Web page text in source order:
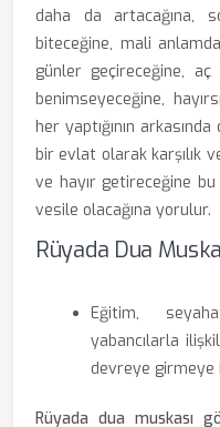
daha da artacağına,
biteceğine, mali
günler geçireceğine,
benimseyeceğine,
her yaptığının
bir evlat olarak karşılık
ve hayır getireceğine
vesile olacağına yorulur.
Rüyada Dua
Eğitim,
yabancılarla
devreye girmeye
Rüyada dua muskası